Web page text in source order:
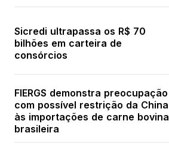
Sicredi ultrapassa os R$ 70
bilhões em carteira de
consórcios
FIERGS demonstra preocupação
com possível restrição da China
às importações de carne bovina
brasileira